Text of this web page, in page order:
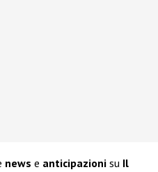
news e anticipazioni su Il